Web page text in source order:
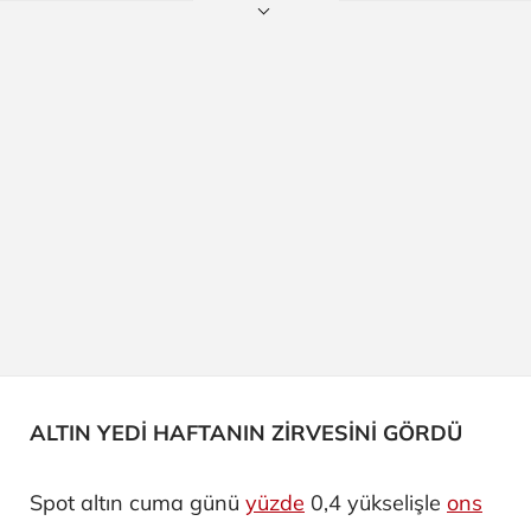
ALTIN YEDİ HAFTANIN ZİRVESİNİ GÖRDÜ
Spot altın cuma günü yüzde 0,4 yükselişle ons